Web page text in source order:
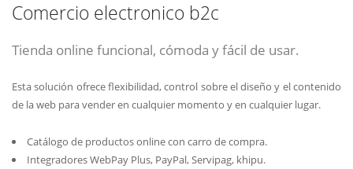
Comercio electronico b2c
Tienda online funcional, cómoda y fácil de usar.
Esta solución ofrece flexibilidad, control sobre el diseño y el contenido
de la web para vender en cualquier momento y en cualquier lugar.
Catálogo de productos online con carro de compra.
Integradores WebPay Plus, PayPal, Servipag, khipu.